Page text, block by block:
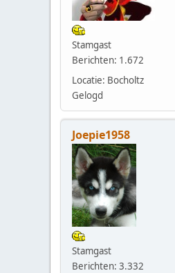
Stamgast
Berichten: 1.672
Locatie: Bocholtz
Gelogd
Joepie1958
Stamgast
Berichten: 3.332